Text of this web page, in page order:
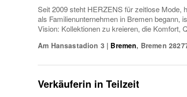
Seit 2009 steht HERZENS für zeitlose Mode,
als Familienunternehmen in Bremen begann,
Vision: Kollektionen zu kreieren, die Komfort,
Am Hansastadion 3 | Bremen, Bremen
Verkäuferin in Teilzeit